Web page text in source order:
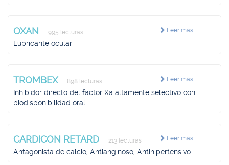
Leer más
OXAN 995 lecturas
Lubricante ocular
Leer más
TROMBEX 898 lecturas
Inhibidor directo del factor Xa altamente selectivo con
biodisponibilidad oral
Leer más
CARDICON RETARD 213 lecturas
Antagonista de calcio, Antianginoso, Antihipertensivo